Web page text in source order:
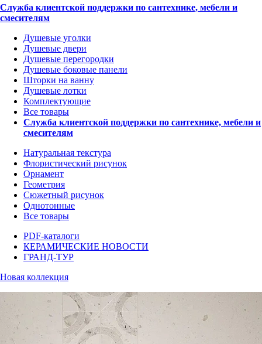
Служба клиентской поддержки по сантехнике, мебели и
смесителям
Душевые уголки
Душевые двери
Душевые перегородки
Душевые боковые панели
Шторки на ванну
Душевые лотки
Комплектующие
Все товары
Служба клиентской поддержки по сантехнике, мебели и
смесителям
Натуральная текстура
Флористический рисунок
Орнамент
Геометрия
Сюжетный рисунок
Однотонные
Все товары
PDF-каталоги
КЕРАМИЧЕСКИЕ НОВОСТИ
ГРАНД-ТУР
Новая коллекция